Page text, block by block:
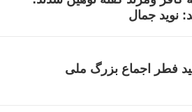
نوید جمال
فطر
اجماع بزرگ ملی